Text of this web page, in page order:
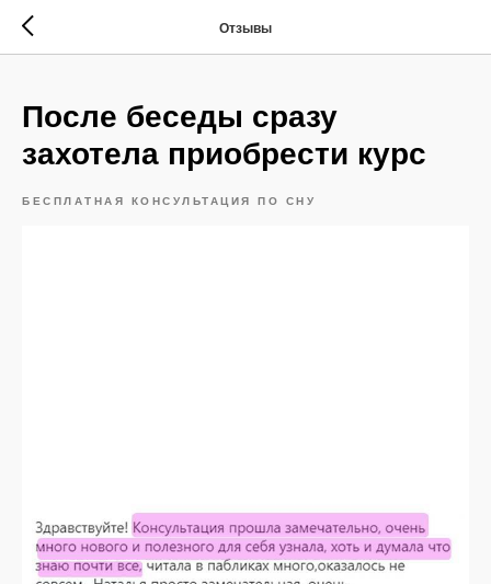
Отзывы
После беседы сразу
захотела приобрести курс
БЕСПЛАТНАЯ КОНСУЛЬТАЦИЯ ПО СНУ